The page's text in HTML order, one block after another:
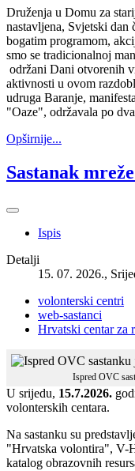
Druženja u Domu za
nastavljena, Svjetski
bogatim programom,
smo se tradicionalnoj
održani Dani otvorenih
aktivnosti u ovom
udruga Baranje,
"Oaze", održavala po
Opširnije...
Sastanak
Ispis
Detalji
15. 07. 2026.,
volonterski centri
web-sastanci
Hrvatski centar za
Ispred OVC
U srijedu, 15.7.2026.
volonterskih centara.
Na sastanku su
"Hrvatska volontira", V-
katalog obrazovnih